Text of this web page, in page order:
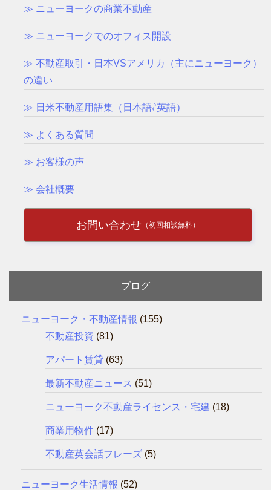
≫ ニューヨークの商業不動産
≫ ニューヨークでのオフィス開設
≫ 不動産取引・日本VSアメリカ（主にニューヨーク）
の違い
≫ 日米不動産用語集（日本語⇄英語）
≫ よくある質問
≫ お客様の声
≫ 会社概要
お問い合わせ （初回相談無料）
ブログ
ニューヨーク・不動産情報 (155)
不動産投資 (81)
アパート賃貸 (63)
最新不動産ニュース (51)
ニューヨーク不動産ライセンス・宅建 (18)
商業用物件 (17)
不動産英会話フレーズ (5)
ニューヨーク生活情報 (52)